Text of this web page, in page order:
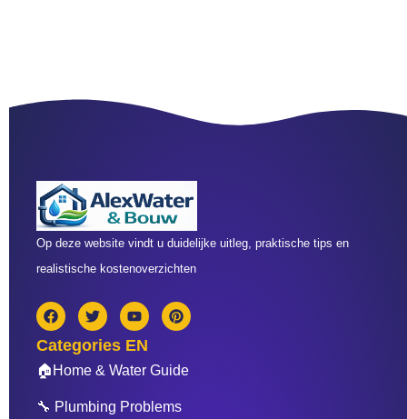
Op deze website vindt u duidelijke uitleg, praktische tips en
realistische kostenoverzichten
F
a
e
b
o
k
T
w
t
e
Y
o
u
t
u
b
P
i
e
r
s
Categories EN
🏠Home & Water Guide
🔧 Plumbing Problems